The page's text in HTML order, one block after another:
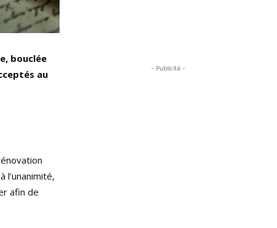
bouclée
au
l’unanimité,
afin de
- Publicité -